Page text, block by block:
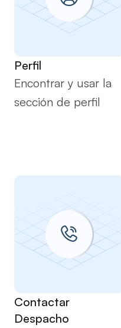
Perfil
Encontrar y usar la
sección de perfil
Contactar
Despacho